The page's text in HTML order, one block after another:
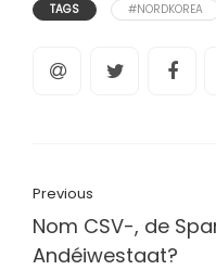
TAGS #NORDKOREA
Previous
Nom CSV-, de
Andéiwestaat?